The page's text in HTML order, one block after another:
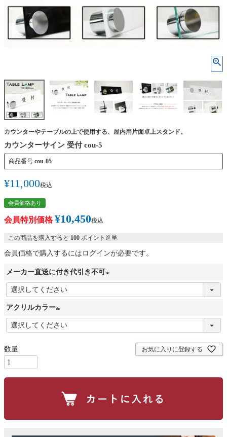
カウンターやテーブルの上で使用する、屋内用片面卓上スタンド。
カウンターサイン 受付 cou-5
商品番号 cou-05
¥11,000税込
会員価格あり
会員特別価格 ¥10,450税込
この商品を購入すると 100 ポイント進呈
会員価格で購入するにはログインが必要です。
メーカー直送に付き代引き不可
アクリルカラー
(
お気に入りに登録する